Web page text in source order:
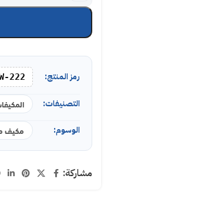
رمز المنتج: 222
التصنيفات:
الوسوم: مكيف
مشاركة: